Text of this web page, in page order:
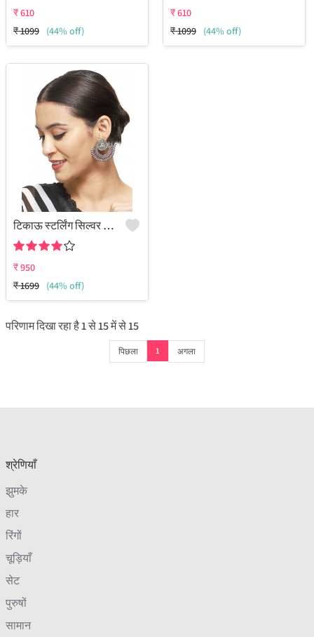
₹610
₹1099 (44% off)
₹610
₹1099 (44% off)
टिकाऊ स्टर्लिंग सिल्वर और पीतल के झुमके - कारीगरों द्वारा निर्मित आभूषण
₹950
₹1699 (44% off)
परिणाम दिखा रहा है1से15में से15
पिछला 1 अगला
श्रेणियाँ
झुमके
हार
रिंगों
चूड़ियाँ
सेट
पुरुषों
सामान